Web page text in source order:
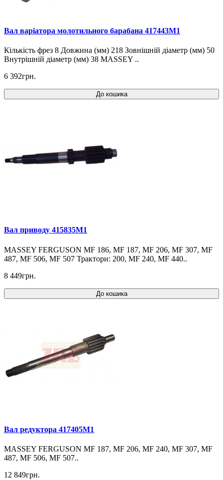
Вал варіатора молотильного барабана 417443M1
Кількість фрез 8 Довжина (мм) 218 Зовнішній діаметр (мм) 50
Внутрішній діаметр (мм) 38 MASSEY ..
6 392грн.
До кошика
Вал приводу 415835M1
MASSEY FERGUSON MF 186, MF 187, MF 206, MF 307, MF
487, MF 506, MF 507 Трактори: 200, MF 240, MF 440..
8 449грн.
До кошика
Вал редуктора 417405M1
MASSEY FERGUSON MF 187, MF 206, MF 240, MF 307, MF
487, MF 506, MF 507..
12 849грн.